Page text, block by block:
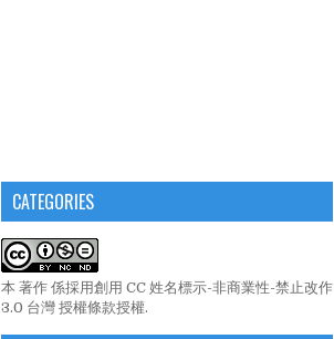
CATEGORIES
本 著作 係採用創用 CC 姓名標示-非商業性-禁止改作
3.0 台灣 授權條款授權.